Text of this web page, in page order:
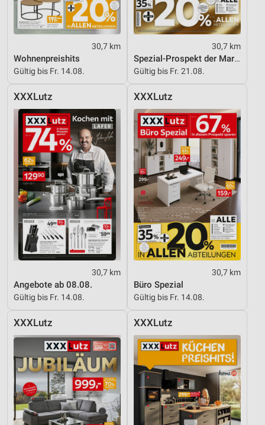
30,7 km
Wohnenpreishits
Gültig bis Fr. 14.08.
30,7 km
Spezial-Prospekt der Marken
Gültig bis Fr. 21.08.
XXXLutz
30,7 km
Angebote ab 08.08.
Gültig bis Fr. 14.08.
XXXLutz
30,7 km
Büro Spezial
Gültig bis Fr. 14.08.
XXXLutz XXXLutz